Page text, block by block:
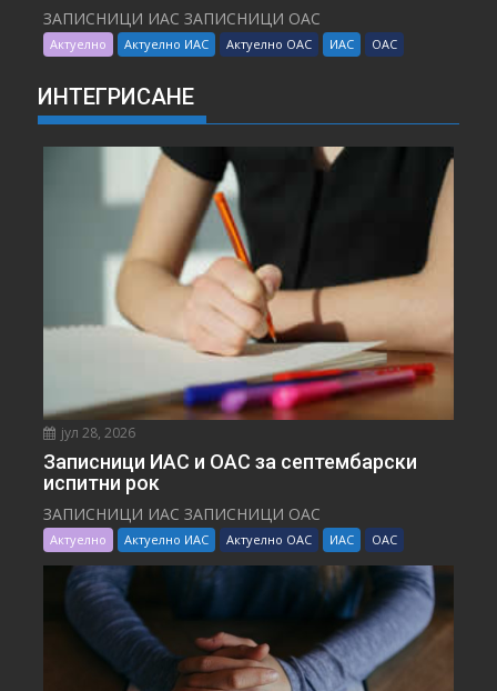
ЗАПИСНИЦИ ИАС ЗАПИСНИЦИ ОАС
Актуелно Актуелно ИАС Актуелно ОАС ИАС ОАС
ИНТЕГРИСАНЕ
јул 28, 2026
Записници ИАС и ОАС за септембарски
испитни рок
ЗАПИСНИЦИ ИАС ЗАПИСНИЦИ ОАС
Актуелно Актуелно ИАС Актуелно ОАС ИАС ОАС